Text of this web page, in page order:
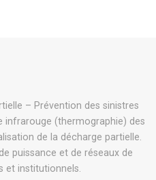
– Prévention des sinistres
infrarouge (thermographie) des
de la décharge partielle.
puissance et de réseaux de
et institutionnels.